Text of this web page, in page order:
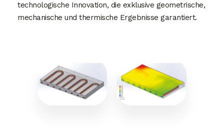
technologische Innovation, die exklusive geometrische,
mechanische und thermische Ergebnisse garantiert.